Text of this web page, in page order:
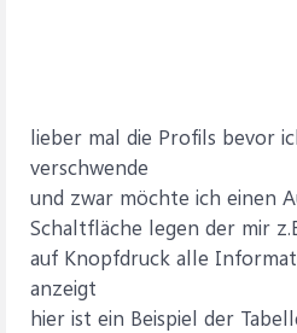
lieber mal die Profils bevor
verschwende
und zwar möchte ich einen
Schaltfläche legen der mir
auf Knopfdruck alle
anzeigt
hier ist ein Beispiel der